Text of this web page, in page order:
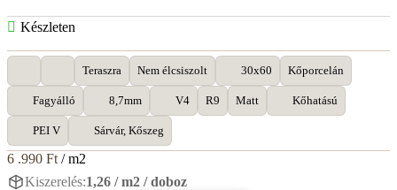
Készleten
Teraszra Nem élcsiszolt 30x60 Kőporcelán
Fagyálló 8,7mm V4 R9 Matt Kőhatású
PEI V Sárvár, Kőszeg
6 .990 Ft / m2
Kiszerelés:1,26 / m2 / doboz